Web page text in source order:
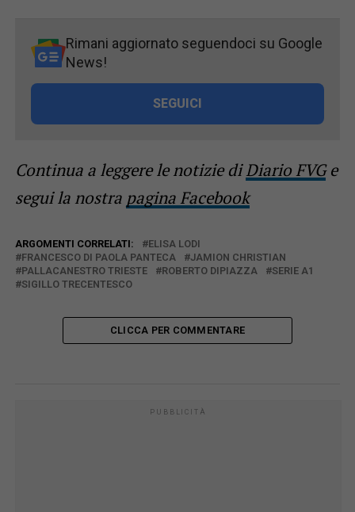
Rimani aggiornato seguendoci su Google
News!
SEGUICI
Continua a leggere le notizie diDiario FVGe
segui la nostra pagina Facebook
ARGOMENTI CORRELATI:
ELISA LODI
FRANCESCO DI PAOLA PANTECA
JAMION CHRISTIAN
PALLACANESTRO TRIESTE
ROBERTO DIPIAZZA
SERIE A1
SIGILLO TRECENTESCO
CLICCA PER COMMENTARE
PUBBLICITÀ